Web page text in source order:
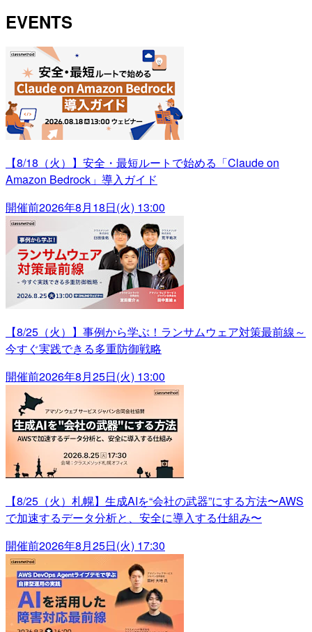
EVENTS
【8/18（火）】安全・最短ルートで始める「Claude on
Amazon Bedrock」導入ガイド
開催前2026年8月18日(火) 13:00
【8/25（火）】事例から学ぶ！ランサムウェア対策最前線～
今すぐ実践できる多重防御戦略
開催前2026年8月25日(火) 13:00
【8/25（火）札幌】生成AIを“会社の武器”にする方法〜AWS
で加速するデータ分析と、安全に導入する仕組み〜
開催前2026年8月25日(火) 17:30